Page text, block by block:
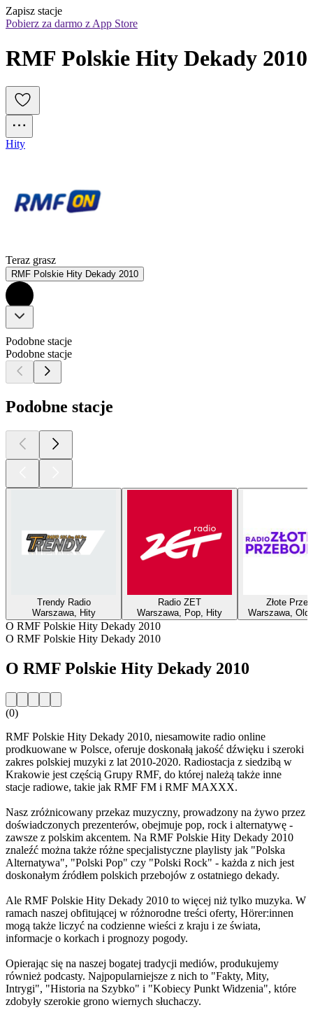
Zapisz stacje
Pobierz za darmo z App Store
RMF Polskie Hity Dekady 2010
Hity
Teraz grasz
RMF Polskie Hity Dekady 2010
Podobne stacje
Podobne stacje
Podobne stacje
Trendy Radio
Warszawa, Hity
Radio ZET
Warszawa, Pop, Hity
Złote
Warszawa,
O RMF Polskie Hity Dekady 2010
O RMF Polskie Hity Dekady 2010
O RMF Polskie Hity Dekady 2010
(0)
RMF Polskie Hity Dekady 2010, niesamowite radio online
prodkuowane w Polsce, oferuje doskonałą jakość dźwięku i szeroki
zakres polskiej muzyki z lat 2010-2020. Radiostacja z siedzibą w
Krakowie jest częścią Grupy RMF, do której należą także inne
stacje radiowe, takie jak RMF FM i RMF MAXXX.
Nasz zróżnicowany przekaz muzyczny, prowadzony na żywo przez
doświadczonych prezenterów, obejmuje pop, rock i alternatywę -
zawsze z polskim akcentem. Na RMF Polskie Hity Dekady 2010
znaleźć można także różne specjalistyczne playlisty jak "Polska
Alternatywa", "Polski Pop" czy "Polski Rock" - każda z nich jest
doskonałym źródłem polskich przebojów z ostatniego dekady.
Ale RMF Polskie Hity Dekady 2010 to więcej niż tylko muzyka. W
ramach naszej obfitującej w różnorodne treści oferty, Hörer:innen
mogą także liczyć na codzienne wieści z kraju i ze świata,
informacje o korkach i prognozy pogody.
Opierając się na naszej bogatej tradycji mediów, produkujemy
również podcasty. Najpopularniejsze z nich to "Fakty, Mity,
Intrygi", "Historia na Szybko" i "Kobiecy Punkt Widzenia", które
zdobyły szerokie grono wiernych słuchaczy.